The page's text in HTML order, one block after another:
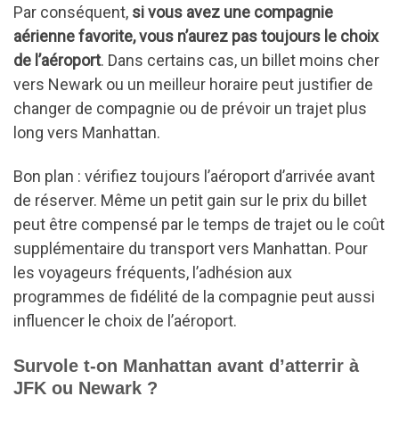
Par conséquent, si vous avez une compagnie
aérienne favorite, vous n’aurez pas toujours le choix
de l’aéroport. Dans certains cas, un billet moins cher
vers Newark ou un meilleur horaire peut justifier de
changer de compagnie ou de prévoir un trajet plus
long vers Manhattan.
Bon plan : vérifiez toujours l’aéroport d’arrivée avant
de réserver. Même un petit gain sur le prix du billet
peut être compensé par le temps de trajet ou le coût
supplémentaire du transport vers Manhattan. Pour
les voyageurs fréquents, l’adhésion aux
programmes de fidélité de la compagnie peut aussi
influencer le choix de l’aéroport.
Survole t-on Manhattan avant d’atterrir à
JFK ou Newark ?